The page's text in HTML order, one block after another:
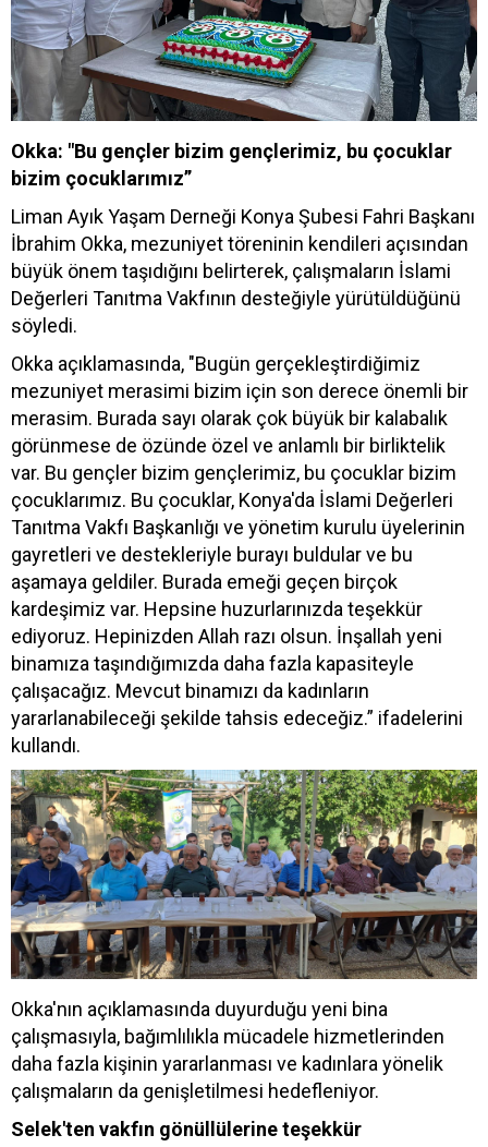
Okka: "Bu gençler bizim gençlerimiz, bu çocuklar
bizim çocuklarımız”
Liman Ayık Yaşam Derneği Konya Şubesi Fahri Başkanı
İbrahim Okka, mezuniyet töreninin kendileri açısından
büyük önem taşıdığını belirterek, çalışmaların İslami
Değerleri Tanıtma Vakfının desteğiyle yürütüldüğünü
söyledi.
Okka açıklamasında, "Bugün gerçekleştirdiğimiz
mezuniyet merasimi bizim için son derece önemli bir
merasim. Burada sayı olarak çok büyük bir kalabalık
görünmese de özünde özel ve anlamlı bir birliktelik
var. Bu gençler bizim gençlerimiz, bu çocuklar bizim
çocuklarımız. Bu çocuklar, Konya'da İslami Değerleri
Tanıtma Vakfı Başkanlığı ve yönetim kurulu üyelerinin
gayretleri ve destekleriyle burayı buldular ve bu
aşamaya geldiler. Burada emeği geçen birçok
kardeşimiz var. Hepsine huzurlarınızda teşekkür
ediyoruz. Hepinizden Allah razı olsun. İnşallah yeni
binamıza taşındığımızda daha fazla kapasiteyle
çalışacağız. Mevcut binamızı da kadınların
yararlanabileceği şekilde tahsis edeceğiz.” ifadelerini
kullandı.
Okka'nın açıklamasında duyurduğu yeni bina
çalışmasıyla, bağımlılıkla mücadele hizmetlerinden
daha fazla kişinin yararlanması ve kadınlara yönelik
çalışmaların da genişletilmesi hedefleniyor.
Selek'ten vakfın gönüllülerine teşekkür